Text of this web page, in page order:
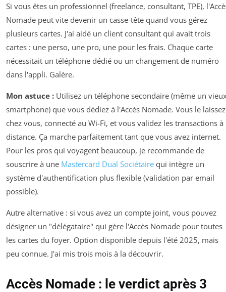
Si vous êtes un professionnel (freelance, consultant, TPE),
Nomade peut vite devenir un casse-tête quand vous gérez
plusieurs cartes. J'ai aidé un client consultant qui avait trois
cartes : une perso, une pro, une pour les frais. Chaque carte
nécessitait un téléphone dédié ou un changement de numéro
dans l'appli. Galère.
Mon astuce : Utilisez un téléphone secondaire (même un
smartphone) que vous dédiez à l'Accès Nomade. Vous le laissez
chez vous, connecté au Wi-Fi, et vous validez les transactions à
distance. Ça marche parfaitement tant que vous avez internet.
Pour les pros qui voyagent beaucoup, je recommande de
souscrire à une Mastercard Dual Sociétaire qui intègre un
système d'authentification plus flexible (validation par email
possible).
Autre alternative : si vous avez un compte joint, vous pouvez
désigner un "délégataire" qui gère l'Accès Nomade pour toutes
les cartes du foyer. Option disponible depuis l'été 2025, mais
peu connue. J'ai mis trois mois à la découvrir.
Accès Nomade : le verdict après 3